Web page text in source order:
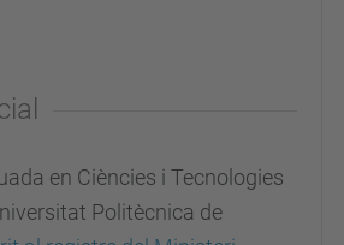
en Ciències i Tecnologies
Politècnica de